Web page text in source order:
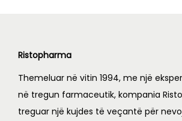
Ristopharma
Themeluar në vitin 1994, me një
në tregun farmaceutik, kompania
treguar një kujdes të veçantë për